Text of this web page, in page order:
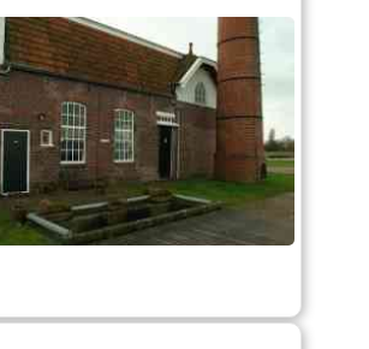
Read more
© Foto: © Bauke Folkertsma